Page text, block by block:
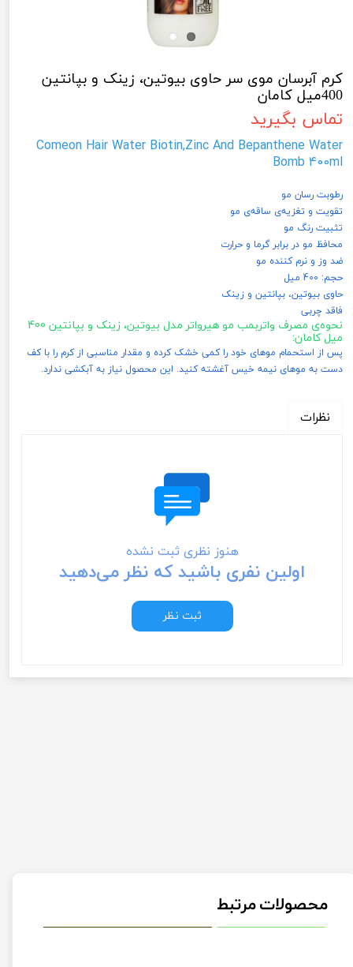
کرم آبرسان موی سر حاوی بیوتین، زینک و بپانتین
400میل کامان
تماس بگیرید
Comeon Hair Water Biotin,Zinc And Bepanthene Water
Bomb 400ml
رطوبت رسان مو
تقویت و تغزیه‌ی ساقه‌ی مو
تثبیت رنگ مو
محافظ مو در برابر گرما و حرارت
ضد وز و نرم کننده مو
حجم: 400 میل
حاوی بیوتین، بپانتین و زینک
فاقد چربی
نحوه‌ی مصرف واتربمب مو هیرواتر مدل بیوتین، زینک و بپانتین 400
میل کامان:
پس از استحمام موهای خود را کمی خشک کرده و مقدار مناسبی از کرم را با کف
دست به موهای نیمه خیس آغشته کنید. این محصول نیاز به آبکشی ندارد.
نظرات
هنوز نظری ثبت نشده
اولین نفری باشید که نظر می‌دهید
ثبت نظر
محصولات مرتبط